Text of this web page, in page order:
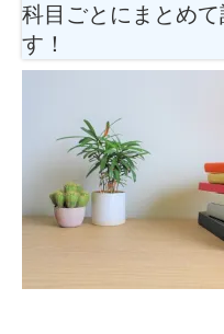
科目ごとにまとめ
す！